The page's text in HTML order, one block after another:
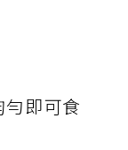
即可食